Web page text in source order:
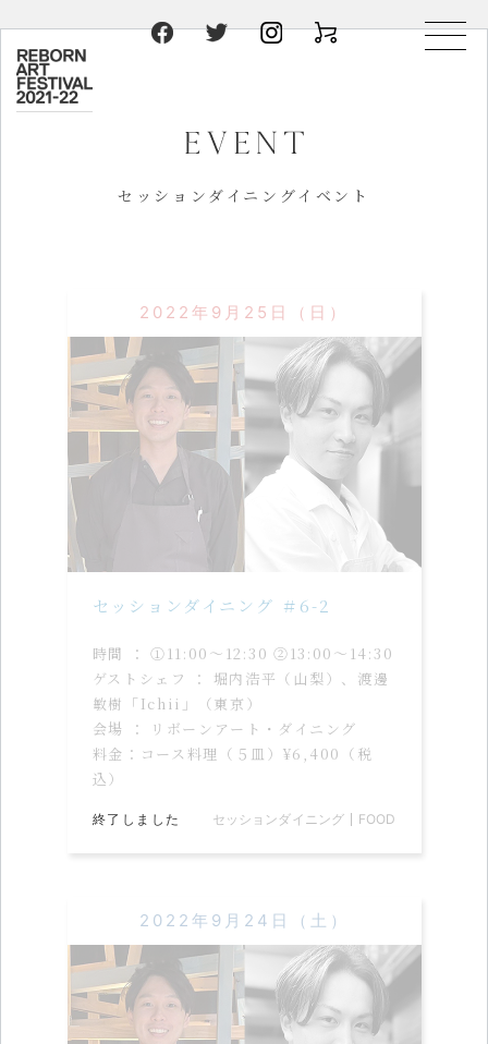
セッションダイニングイベント
2022年9月25日（日）
セッションダイニング ＃6-2
時間 ： ①11:00〜12:30 ②13:00〜14:30
ゲストシェフ ： 堀内浩平（山梨）、渡邊
敏樹「Ichii」（東京）
会場 ： リボーンアート・ダイニング
料金：コース料理（５皿）¥6,400（税
込）
終了しました セッションダイニング FOOD
2022年9月24日（土）